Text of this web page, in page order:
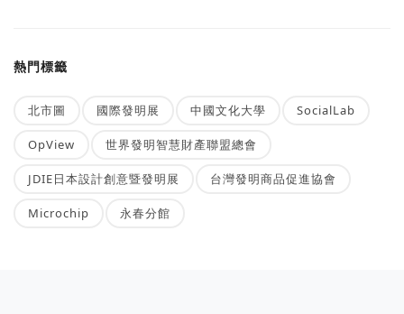
熱門標籤
北市圖 國際發明展 中國文化大學 SocialLab
OpView 世界發明智慧財產聯盟總會
JDIE日本設計創意暨發明展 台灣發明商品促進協會
Microchip 永春分館